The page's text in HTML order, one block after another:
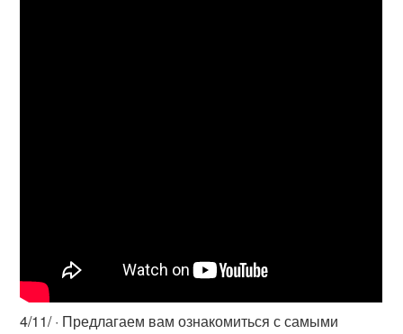
4/11/ · Предлагаем вам ознакомиться с самыми